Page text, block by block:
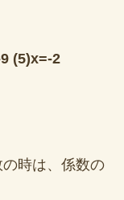
(5)x=-2
時は、係数の